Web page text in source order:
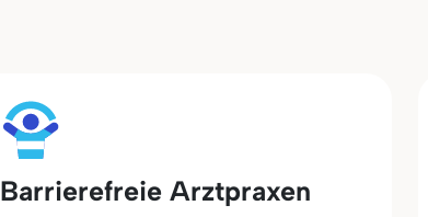
Barrierefreie Arztpraxen